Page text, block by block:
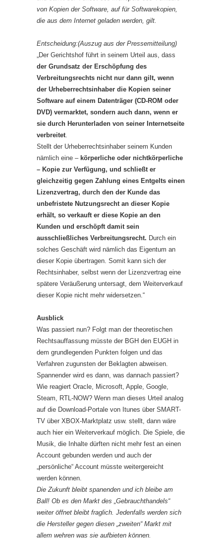
von Kopien der Software, auf für Softwarekopien,
die aus dem Internet geladen werden, gilt.
Entscheidung:(Auszug aus der Pressemitteilung)
„Der Gerichtshof führt in seinem Urteil aus, dass
der Grundsatz der Erschöpfung des
Verbreitungsrechts nicht nur dann gilt, wenn
der Urheberrechtsinhaber die Kopien seiner
Software auf einem Datenträger (CD-ROM oder
DVD) vermarktet, sondern auch dann, wenn er
sie durch Herunterladen von seiner Internetseite
verbreitet.
Stellt der Urheberrechtsinhaber seinem Kunden
nämlich eine – körperliche oder nichtkörperliche
– Kopie zur Verfügung, und schließt er
gleichzeitig gegen Zahlung eines Entgelts einen
Lizenzvertrag, durch den der Kunde das
unbefristete Nutzungsrecht an dieser Kopie
erhält, so verkauft er diese Kopie an den
Kunden und erschöpft damit sein
ausschließliches Verbreitungsrecht. Durch ein
solches Geschäft wird nämlich das Eigentum an
dieser Kopie übertragen. Somit kann sich der
Rechtsinhaber, selbst wenn der Lizenzvertrag eine
spätere Veräußerung untersagt, dem Weiterverkauf
dieser Kopie nicht mehr widersetzen.“
Ausblick
Was passiert nun? Folgt man der theoretischen
Rechtsauffassung müsste der BGH den EUGH in
dem grundlegenden Punkten folgen und das
Verfahren zugunsten der Beklagten abweisen.
Spannender wird es dann, was dannach passiert?
Wie reagiert Oracle, Microsoft, Apple, Google,
Steam, RTL-NOW? Wenn man dieses Urteil analog
auf die Download-Portale von Itunes über SMART-
TV über XBOX-Marktplatz usw. stellt, dann wäre
auch hier ein Weiterverkauf möglich. Die Spiele, die
Musik, die Inhalte dürften nicht mehr fest an einen
Account gebunden werden und auch der
„persönliche“ Account müsste weitergereicht
werden können.
Die Zukunft bleibt spanenden und ich bleibe am
Ball! Ob es den Markt des „Gebrauchthandels“
weiter öffnet bleibt fraglich. Jedenfalls werden sich
die Hersteller gegen diesen „zweiten“ Markt mit
allem wehren was sie aufbieten können.